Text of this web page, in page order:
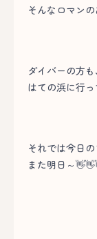
そんなロマン
ダイバーの方
はての浜に行
それでは今日
また明日～